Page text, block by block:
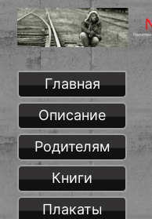
Главная
Описание
Родителям
Книги
Плакаты